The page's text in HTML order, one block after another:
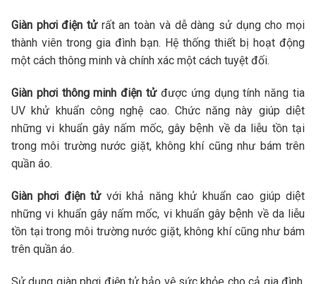
Giàn phơi điện tửrất an toàn và dễ dàng sử dụng cho mọi
thành viên trong gia đình bạn. Hệ thống thiết bị hoạt động
một cách thông minh và chính xác một cách tuyệt đối.
Giàn phơi thông minh điện tửđược ứng dụng tính năng tia
UV khử khuẩn công nghệ cao. Chức năng này giúp diệt
những vi khuẩn gây nấm mốc, gây bệnh về da liễu tồn tại
trong môi trường nước giặt, không khí cũng như bám trên
quần áo.
Giàn phơi điện tửvới khả năng khử khuẩn cao giúp diệt
những vi khuẩn gây nấm mốc, vi khuẩn gây bệnh về da liễu
tồn tại trong môi trường nước giặt, không khí cũng như bám
trên quần áo.
Sử dụng giàn phơi điện tử bảo vệ sức khỏe cho cả gia đình,